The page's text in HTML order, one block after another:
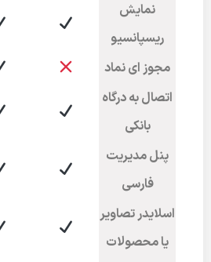
نمایش
ریسپانسیو
مجوز ای نماد
اتصال به درگاه
بانکی
پنل مدیریت
فارسی
اسلایدر تصاویر
یا محصولات